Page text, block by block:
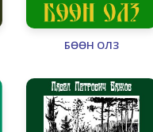
БӨӨН ОЛЗ